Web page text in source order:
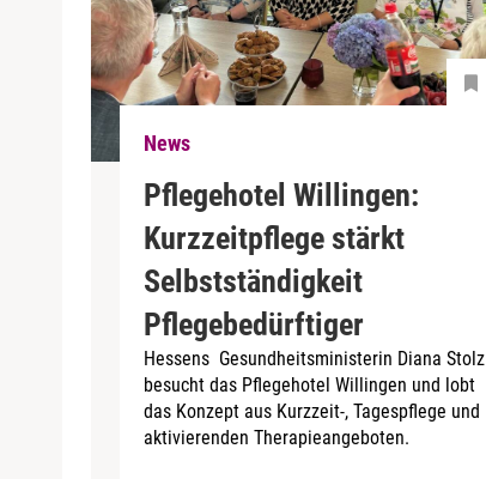
News
Pflegehotel Willingen:
Kurzzeitpflege stärkt
Selbstständigkeit
Pflegebedürftiger
Hessens Gesundheitsministerin Diana Stolz
besucht das Pflegehotel Willingen und lobt
das Konzept aus Kurzzeit-, Tagespflege und
aktivierenden Therapieangeboten.